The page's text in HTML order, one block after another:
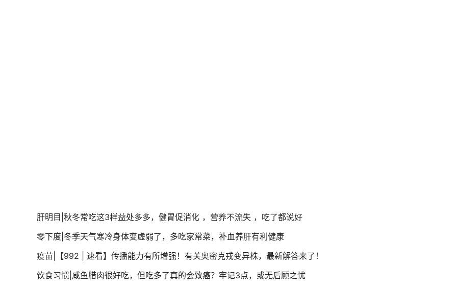
肝明目|秋冬常吃这3样益处多多，健胃促消化 ，营养不流失 ，吃了都说好
零下度|冬季天气寒冷身体变虚弱了，多吃家常菜，补血养肝有利健康
疫苗|【992 | 速看】传播能力有所增强！有关奥密克戎变异株，最新解答来了！
饮食习惯|咸鱼腊肉很好吃，但吃多了真的会致癌？牢记3点，或无后顾之忧